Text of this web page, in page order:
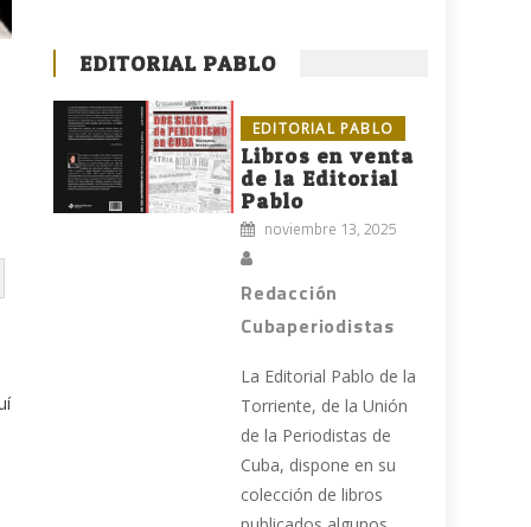
EDITORIAL PABLO
EDITORIAL PABLO
Libros en venta
de la Editorial
Pablo
noviembre 13, 2025
Redacción
Cubaperiodistas
La Editorial Pablo de la
Torriente, de la Unión
de la Periodistas de
Cuba, dispone en su
colección de libros